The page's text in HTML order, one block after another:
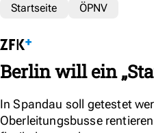
Startseite ÖPNV
Berlin will ein
In Spandau soll getestet
Oberleitungsbusse